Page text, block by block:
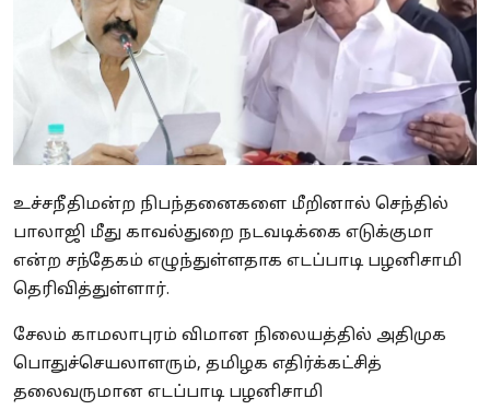
Tamilnadu
National
Astrology
Spirituality
Weather
Politics
உச்சநீதிமன்ற நிபந்தனைகளை மீறினால் செந்தில்
பாலாஜி மீது காவல்துறை நடவடிக்கை எடுக்குமா
என்ற சந்தேகம் எழுந்துள்ளதாக எடப்பாடி பழனிசாமி
தெரிவித்துள்ளார்.
சேலம் காமலாபுரம் விமான நிலையத்தில் அதிமுக
பொதுச்செயலாளரும், தமிழக எதிர்க்கட்சித்
தலைவருமான எடப்பாடி பழனிசாமி